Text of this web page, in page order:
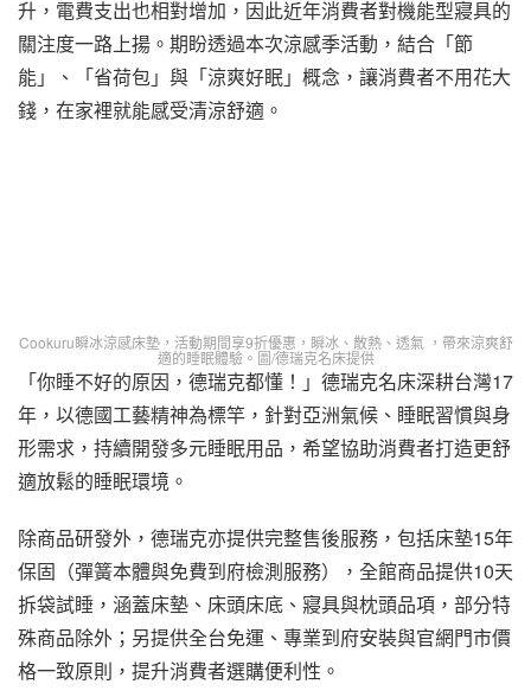
升，電費支出也相對增加，因此近年消費者對機能型寢具的
關注度一路上揚。期盼透過本次涼感季活動，結合「節
能」、「省荷包」與「涼爽好眠」概念，讓消費者不用花大
錢，在家裡就能感受清涼舒適。
Cookuru瞬冰涼感床墊，活動期間享9折優惠，瞬冰、散熱、透氣 ，帶來涼爽舒
適的睡眠體驗。圖/德瑞克名床提供
「你睡不好的原因，德瑞克都懂！」德瑞克名床深耕台灣17
年，以德國工藝精神為標竿，針對亞洲氣候、睡眠習慣與身
形需求，持續開發多元睡眠用品，希望協助消費者打造更舒
適放鬆的睡眠環境。
除商品研發外，德瑞克亦提供完整售後服務，包括床墊15年
保固（彈簧本體與免費到府檢測服務），全館商品提供10天
拆袋試睡，涵蓋床墊、床頭床底、寢具與枕頭品項，部分特
殊商品除外；另提供全台免運、專業到府安裝與官網門市價
格一致原則，提升消費者選購便利性。